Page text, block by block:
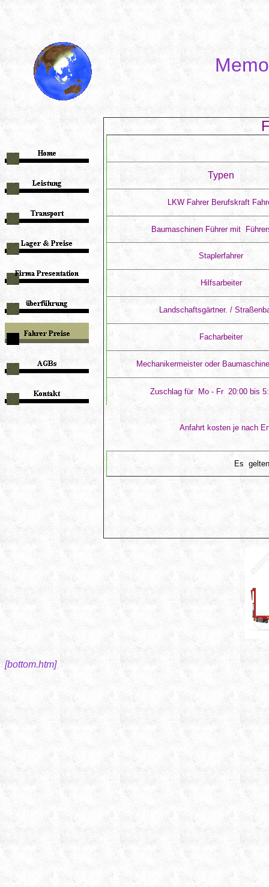
Typen
LKW Fahrer Berufskraft
Baumaschinen Führer mit
Staplerfahrer
Hilfsarbeiter
Landschaftsgärtner. /
Facharbeiter
Mechanikermeister oder
Zuschlag für Mo - Fr 20:00 bis
Anfahrt kosten je nach
Es
[bottom.htm]